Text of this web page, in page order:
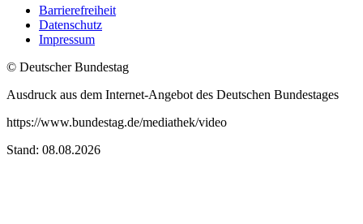
Barrierefreiheit
Datenschutz
Impressum
© Deutscher Bundestag
Ausdruck aus dem Internet-Angebot des Deutschen Bundestages
https://www.bundestag.de/mediathek/video
Stand: 08.08.2026